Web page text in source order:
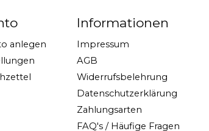
anlegen
Informationen
Impressum
AGB
Widerrufsbelehrung
Datenschutzerklärung
Zahlungsarten
FAQ's / Häufige Fragen